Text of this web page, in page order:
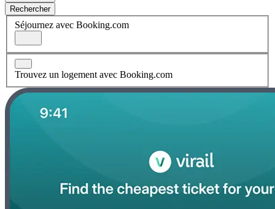
Rechercher
Séjournez avec Booking.com
Trouvez un logement avec Booking.com